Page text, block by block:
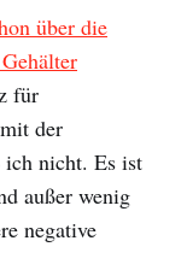
über die
für
der
ich nicht. Es ist
außer wenig
negative